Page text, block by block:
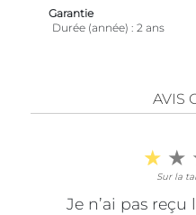
Garantie
Durée (année)
2 ans
AVIS
Sur la
Je n’ai pas